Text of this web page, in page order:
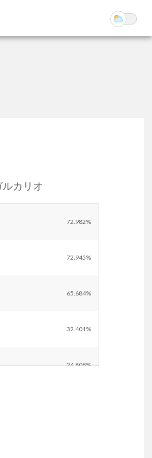
カリオ
72.982%
72.945%
65.684%
32.401%
24.808%